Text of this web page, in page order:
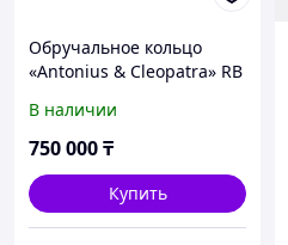
Обручальное кольцо
«Antonius & Cleopatra» RB
Абая 141 )
В наличии
750 000₸
Купить